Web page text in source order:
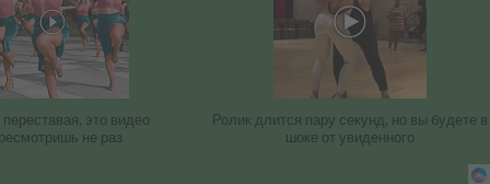
это видео
не раз
Ролик длится пару секунд, но вы будете в
шоке от увиденного